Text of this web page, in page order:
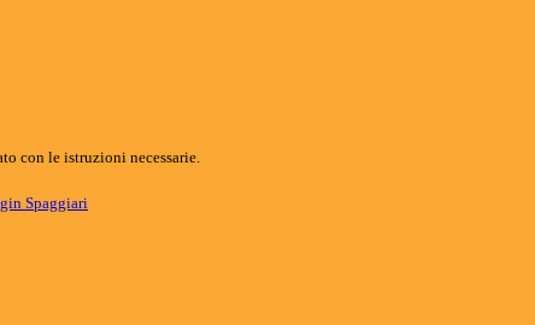
con le istruzioni necessarie.
Spaggiari